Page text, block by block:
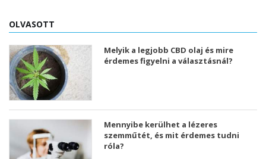
OLVASOTT
Melyik a legjobb CBD olaj és mire
érdemes figyelni a választásnál?
Mennyibe kerülhet a lézeres
szemműtét, és mit érdemes tudni
róla?